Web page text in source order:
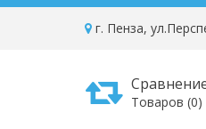
г. Пенза,
Товаров (0)